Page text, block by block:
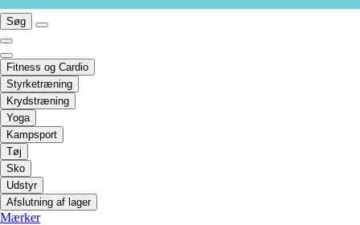
Søg
Fitness og Cardio
Styrketræning
Krydstræning
Yoga
Kampsport
Tøj
Sko
Udstyr
Afslutning af lager
Mærker